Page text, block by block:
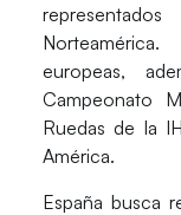
europeas,
Campeonato
Ruedas de la
América.
España busca